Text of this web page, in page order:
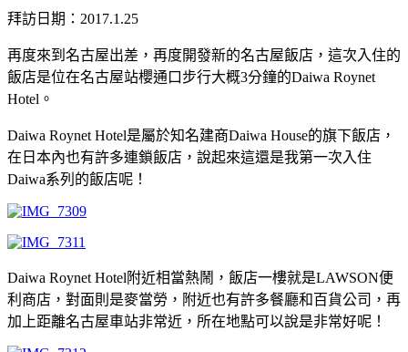
拜訪日期：2017.1.25
再度來到名古屋出差，再度開發新的名古屋飯店，這次入住的
飯店是位在名古屋站櫻通口步行大概3分鐘的Daiwa Roynet
Hotel。
Daiwa Roynet Hotel是屬於知名建商Daiwa House的旗下飯店，
在日本內也有許多連鎖飯店，說起來這還是我第一次入住
Daiwa系列的飯店呢！
Daiwa Roynet Hotel附近相當熱鬧，飯店一樓就是LAWSON便
利商店，對面則是麥當勞，附近也有許多餐廳和百貨公司，再
加上距離名古屋車站非常近，所在地點可以說是非常好呢！